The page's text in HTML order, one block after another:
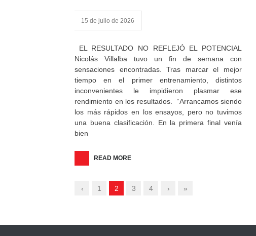
15 de julio de 2026
EL RESULTADO NO REFLEJÓ EL POTENCIAL
Nicolás Villalba tuvo un fin de semana con
sensaciones encontradas. Tras marcar el mejor
tiempo en el primer entrenamiento, distintos
inconvenientes le impidieron plasmar ese
rendimiento en los resultados. “Arrancamos siendo
los más rápidos en los ensayos, pero no tuvimos
una buena clasificación. En la primera final venía
bien
READ MORE
‹ 1 2 3 4 › »